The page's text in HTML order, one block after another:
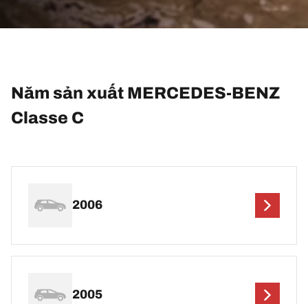
Năm sản xuất MERCEDES-BENZ
Classe C
2006
2005